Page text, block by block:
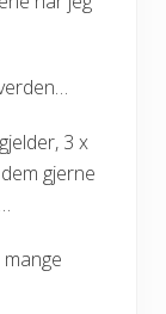
3 x
gjerne